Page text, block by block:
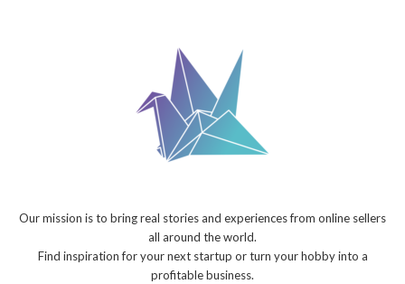
Our mission is to bring real stories and experiences from online sellers
all around the world.
Find inspiration for your next startup or turn your hobby into a
profitable business.